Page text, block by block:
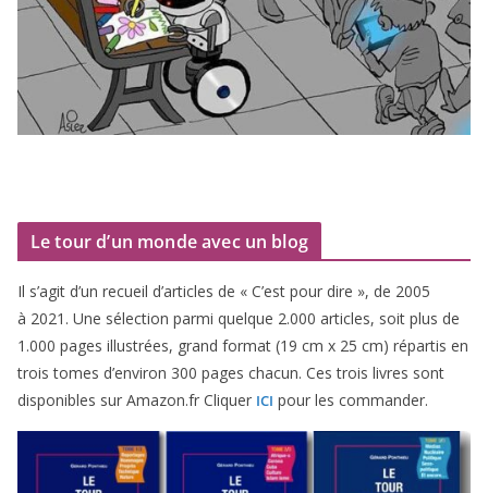
Le tour d’un monde avec un blog
Il s’agit d’un recueil d’ar­ticles de « C’est pour dire », de 2005
à 2021 . Une sélec­tion par­mi quelque 2.000 articles, soit plus de
1 .000 pages illus­trées, grand for­mat (19 cm x 25 cm) répar­tis en
trois tomes d’environ 300 pages cha­cun. Ces trois livres sont
dis­po­nibles sur Amazon​.fr Cliquer ICI pour les commander.